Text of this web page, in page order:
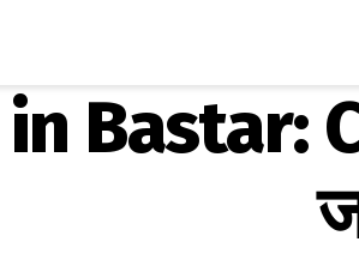
Bastar: